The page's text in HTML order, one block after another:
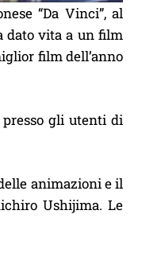
“Da Vinci”, al
dato vita a un film
film dell’anno
gli utenti di
animazioni e il
Ushijima. Le